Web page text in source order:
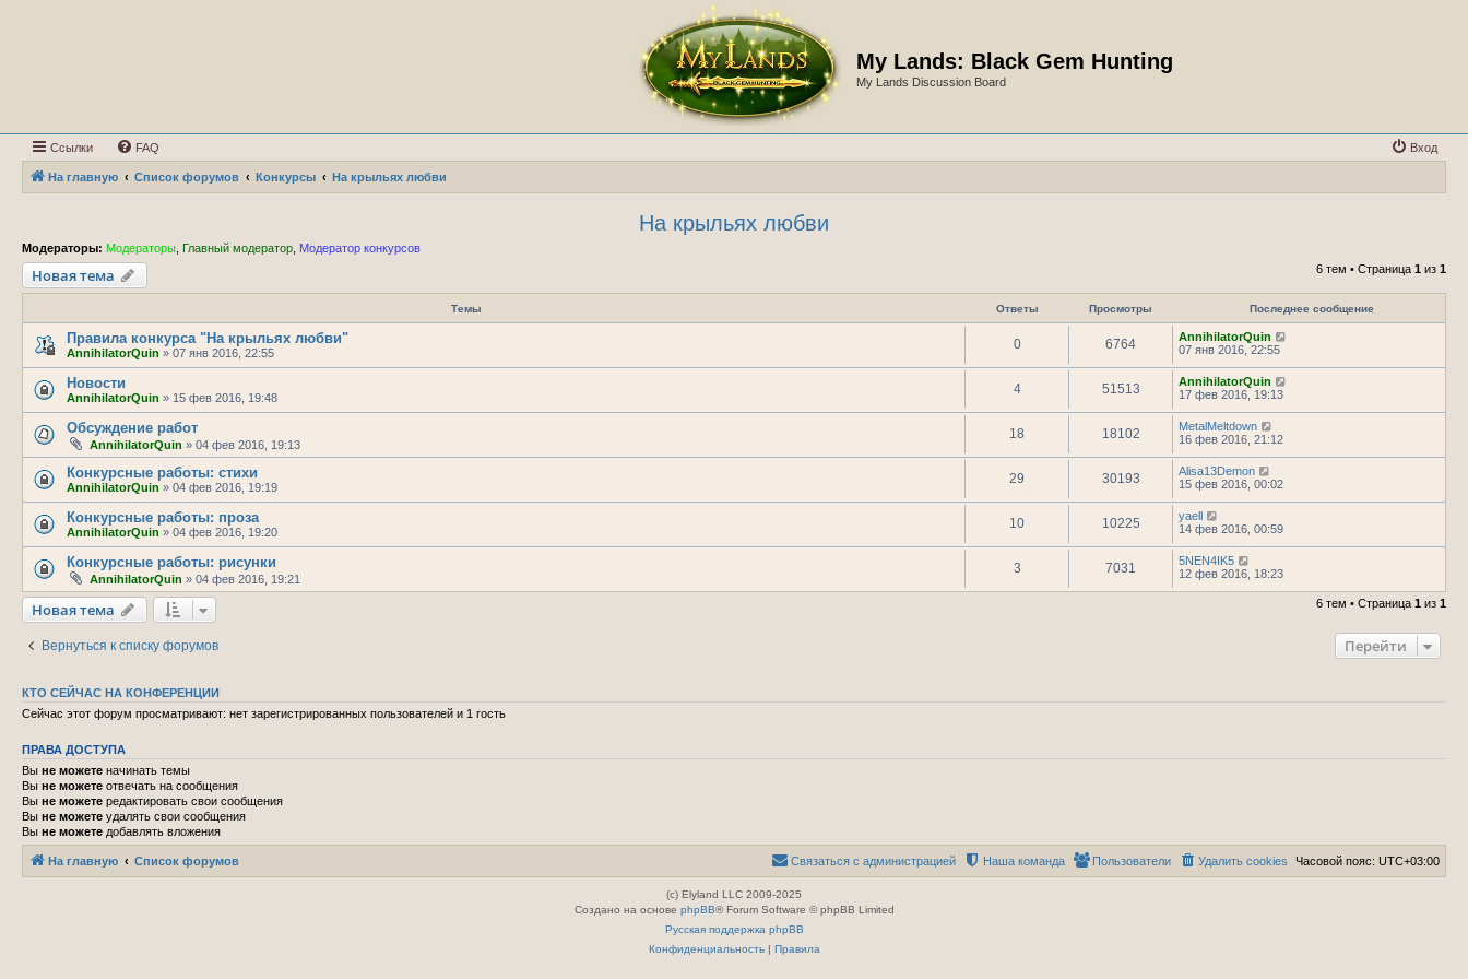
My Lands: Black Gem Hunting
My Lands Discussion Board
Ссылки FAQ Вход
На главную Список форумов Конкурсы На крыльях любви
На крыльях любви
Модераторы: Модераторы Главный модератор Модератор конкурсов
Новая тема 6 тем • Страница 1 из 1
Темы Ответы Просмотры Последнее сообщение
Правила конкурса "На крыльях любви"
AnnihilatorQuin » 07 янв 2016, 22:55
0 6764
AnnihilatorQuin
07 янв 2016, 22:55
Новости
AnnihilatorQuin » 15 фев 2016, 19:48
4 51513
AnnihilatorQuin
17 фев 2016, 19:13
Обсуждение работ
AnnihilatorQuin » 04 фев 2016, 19:13
18 18102
MetalMeltdown
16 фев 2016, 21:12
Конкурсные работы: стихи
AnnihilatorQuin » 04 фев 2016, 19:19
29 30193
Alisa13Demon
15 фев 2016, 00:02
Конкурсные работы: проза
AnnihilatorQuin » 04 фев 2016, 19:20
10 10225
yaell
14 фев 2016, 00:59
Конкурсные работы: рисунки
AnnihilatorQuin » 04 фев 2016, 19:21
3 7031
5NEN4IK5
12 фев 2016, 18:23
Новая тема 6 тем • Страница 1 из 1
Вернуться к списку форумов Перейти
КТО СЕЙЧАС НА КОНФЕРЕНЦИИ
Сейчас этот форум просматривают: нет зарегистрированных пользователей и 1 гость
ПРАВА ДОСТУПА
Вы не можете начинать темы
Вы не можете отвечать на сообщения
Вы не можете редактировать свои сообщения
Вы не можете удалять свои сообщения
Вы не можете добавлять вложения
На главную Список форумов Часовой пояс: UTC+03:00
Удалить cookies
Пользователи
Наша команда
Связаться с администрацией
(c) Elyland LLC 2009-2025
Создано на основе phpBB® Forum Software © phpBB Limited
Русская поддержка phpBB
Конфиденциальность| Правила